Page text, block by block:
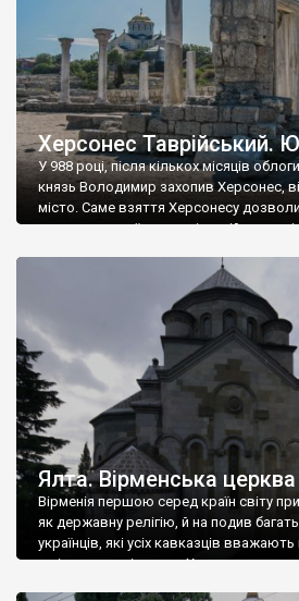
Херсонес Таврійський.
У 988 році, після кількох місяців
князь Володимир захопив Херсонес,
місто. Саме взяття Херсонесу
диктувати свої умови візантійському
Херсонесі Володимир-язичник, став
А потім було Хрещення Русі. На честь
Ялта. Вірменська церква
Вірменія першою серед країн світу
як державну релігію, й на подив
українців, які усіх кавказців
є відданими вірянами Христа